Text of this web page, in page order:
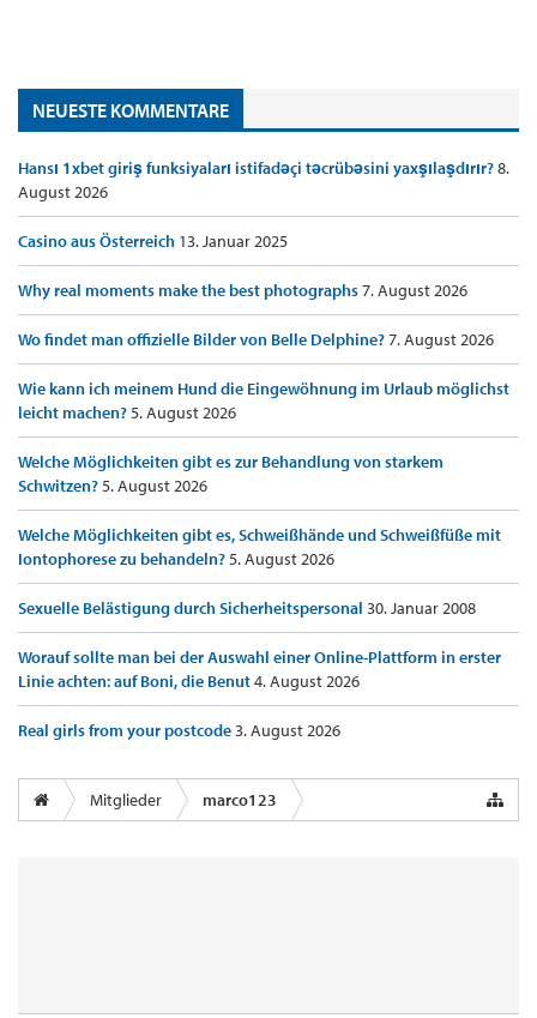
NEUESTE KOMMENTARE
Hansı 1xbet giriş funksiyaları istifadəçi təcrübəsini yaxşılaşdırır?8.
August 2026
Casino aus Österreich 13. Januar 2025
Why real moments make the best photographs7. August 2026
Wo findet man offizielle Bilder von Belle Delphine?7. August 2026
Wie kann ich meinem Hund die Eingewöhnung im Urlaub möglichst
leicht machen?5. August 2026
Welche Möglichkeiten gibt es zur Behandlung von starkem
Schwitzen?5. August 2026
Welche Möglichkeiten gibt es, Schweißhände und Schweißfüße mit
Iontophorese zu behandeln?5. August 2026
Sexuelle Belästigung durch Sicherheitspersonal 30. Januar 2008
Worauf sollte man bei der Auswahl einer Online-Plattform in erster
Linie achten: auf Boni, die Benut4. August 2026
Real girls from your postcode3. August 2026
Mitglieder marco123